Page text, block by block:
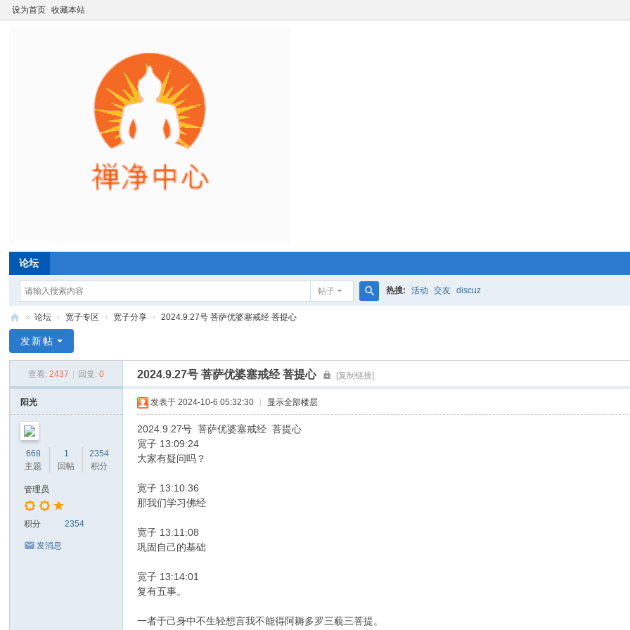
设为首页 收藏本站
论坛
帖子 热搜: 活动 交友 discuz
净
心
» 论坛 › 宽子专区 › 宽子分享 › 2024.9.27号 菩萨优婆塞戒经 菩提心
发新帖
查看: 2437 回复: 0 2024.9.27号 菩萨优婆塞戒经 菩提心 [复制链接]
阳光
668
主题
1
回帖
2354
积分
管理员
积分 2354
发消息
发表于 2024-10-6 05:32:30 显示全部楼层
2024.9.27号 菩萨优婆塞戒经 菩提心
宽子 13:09:24
大家有疑问吗？
宽子 13:10:36
那我们学习佛经
宽子 13:11:08
巩固自己的基础
宽子 13:14:01
复有五事。
一者于己身中不生轻想言我不能得阿耨多罗三藐三菩提。